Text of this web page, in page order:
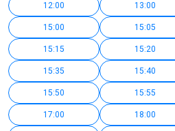
12:00 13:00
15:00 15:05
15:15 15:20
15:35 15:40
15:50 15:55
17:00 18:00